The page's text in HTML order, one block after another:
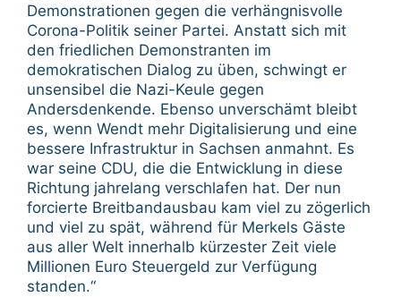
Demonstrationen gegen die verhängnisvolle
Corona-Politik seiner Partei. Anstatt sich mit
den friedlichen Demonstranten im
demokratischen Dialog zu üben, schwingt er
unsensibel die Nazi-Keule gegen
Andersdenkende. Ebenso unverschämt bleibt
es, wenn Wendt mehr Digitalisierung und eine
bessere Infrastruktur in Sachsen anmahnt. Es
war seine CDU, die die Entwicklung in diese
Richtung jahrelang verschlafen hat. Der nun
forcierte Breitbandausbau kam viel zu zögerlich
und viel zu spät, während für Merkels Gäste
aus aller Welt innerhalb kürzester Zeit viele
Millionen Euro Steuergeld zur Verfügung
standen.“